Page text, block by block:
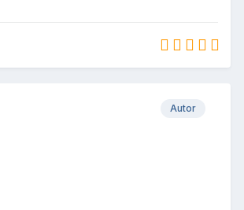
Autor